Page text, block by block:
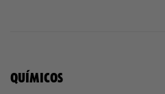
QUÍMICOS